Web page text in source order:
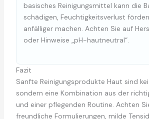
basisches Reinigungsmittel kann die
schädigen, Feuchtigkeitsverlust
anfälliger machen. Achten Sie auf
oder Hinweise „pH-hautneutral“.
Fazit
Sanfte Reinigungsprodukte Haut sind
sondern eine Kombination aus der
und einer pflegenden Routine. Achten
freundliche Formulierungen, milde